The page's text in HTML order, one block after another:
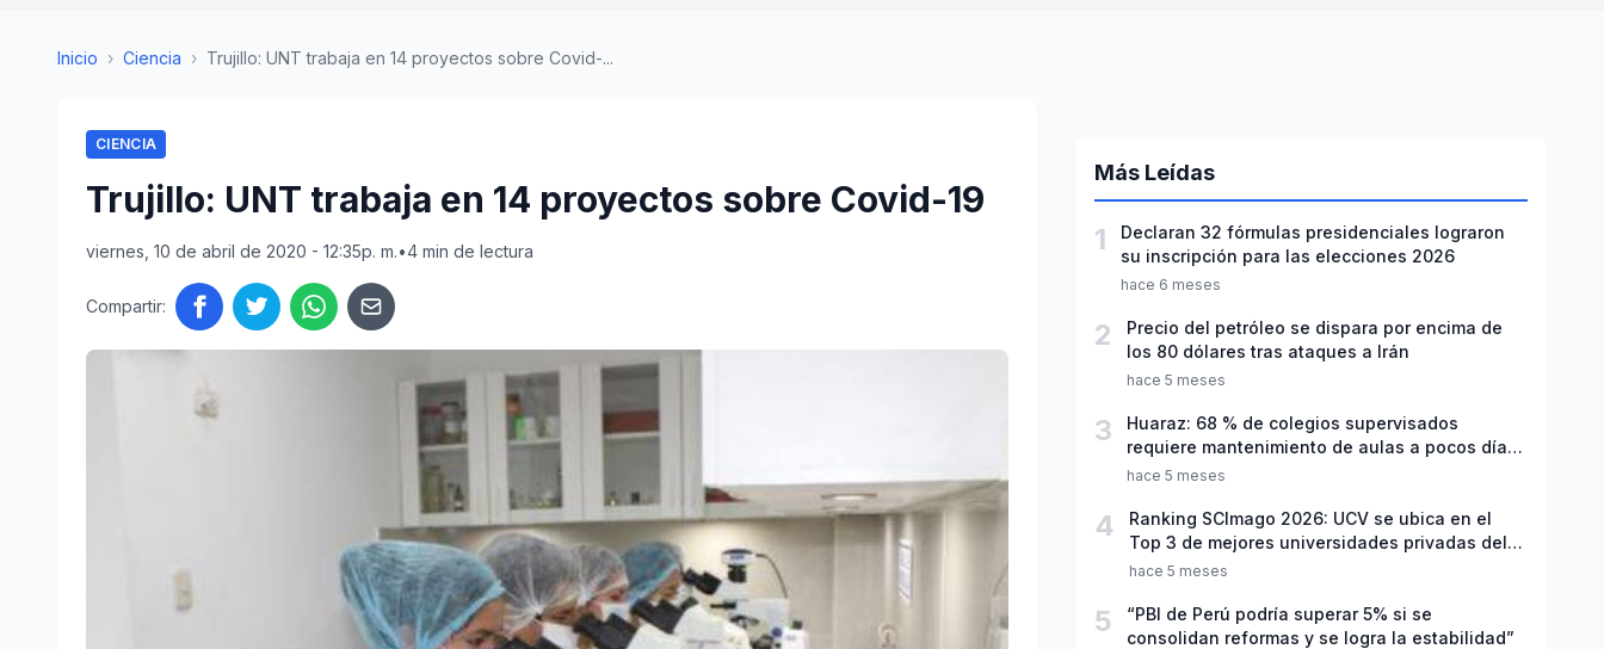
Inicio › Ciencia › Trujillo: UNT trabaja en 14 proyectos sobre Covid-...
CIENCIA
Trujillo: UNT trabaja en 14 proyectos sobre Covid-19
viernes, 10 de abril de 2020 - 12:35p. m.•4 min de lectura
Compartir:
Más Leídas
1
Declaran 32 fórmulas presidenciales lograron
su inscripción para las elecciones 2026
hace 6 meses
2
Precio del petróleo se dispara por encima de
los 80 dólares tras ataques a Irán
hace 5 meses
3
Huaraz: 68 % de colegios supervisados
requiere mantenimiento de aulas a pocos días
de inicio del año escolar 2026
hace 5 meses
4
Ranking SCImago 2026: UCV se ubica en el
Top 3 de mejores universidades privadas del
Perú
hace 5 meses
5
“PBI de Perú podría superar 5% si se
consolidan reformas y se logra la estabilidad”